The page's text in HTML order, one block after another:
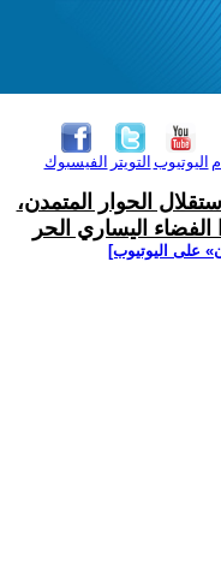
الفيسبوك التويتر اليوتيوب
الحوار المتمدن،
اليساري الحر
على اليوتيوب]